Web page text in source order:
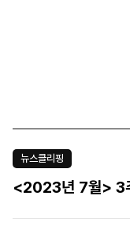
뉴스클리핑
<2023년 7월> 3